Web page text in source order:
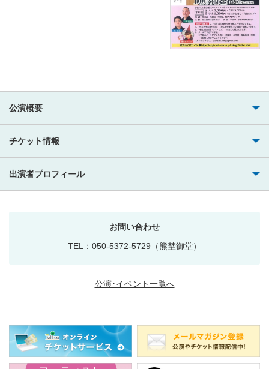
公演概要
チケット情報
出演者プロフィール
お問い合わせ
TEL：050-5372-5729（熊埜御堂）
公演･イベント一覧へ